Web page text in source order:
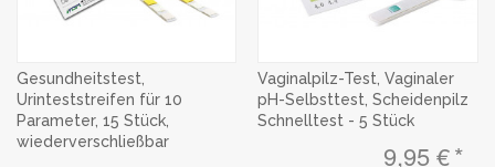
Gesundheitstest,
Urinteststreifen für 10
Parameter, 15 Stück,
wiederverschließbar
Vaginalpilz-Test, Vaginaler
pH-Selbsttest, Scheidenpilz
Schnelltest - 5 Stück
9,95 €